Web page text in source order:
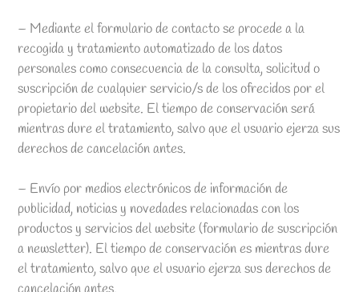
– Mediante el formulario de contacto se procede a la
recogida y tratamiento automatizado de los datos
personales como consecuencia de la consulta, solicitud o
suscripción de cualquier servicio/s de los ofrecidos por el
propietario del website. El tiempo de conservación será
mientras dure el tratamiento, salvo que el usuario ejerza sus
derechos de cancelación antes.
– Envío por medios electrónicos de información de
publicidad, noticias y novedades relacionadas con los
productos y servicios del website (formulario de suscripción
a newsletter). El tiempo de conservación es mientras dure
el tratamiento, salvo que el usuario ejerza sus derechos de